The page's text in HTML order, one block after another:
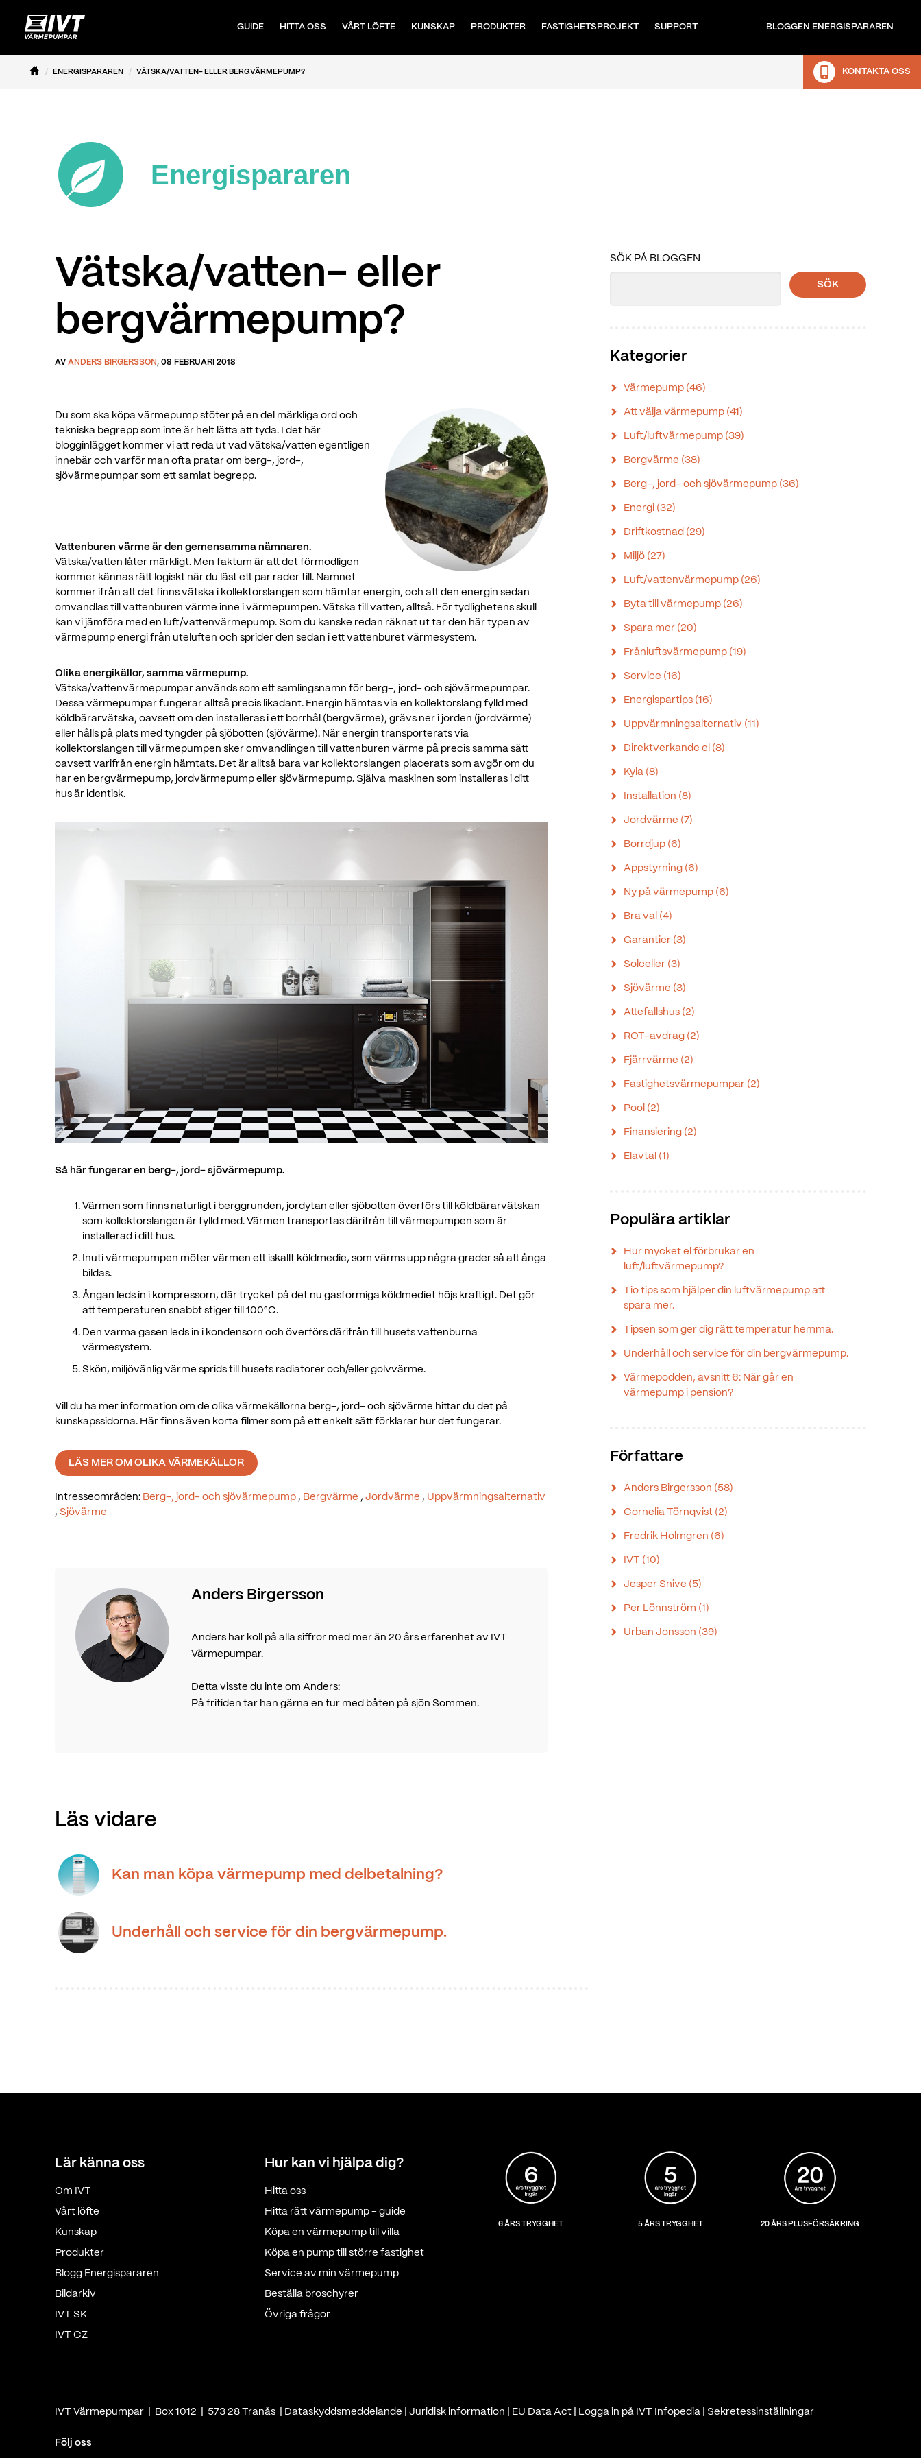
GUIDE HITTA OSS VÅRT LÖFTE KUNSKAP PRODUKTER FASTIGHETSPROJEKT SUPPORT BLOGGEN ENERGISPARAREN
ENERGISPARAREN VÄTSKA/VATTEN- ELLER BERGVÄRMEPUMP? KONTAKTA OSS
Energispararen
Vätska/vatten- eller
bergvärmepump?
AV ANDERS BIRGERSSON, 08 FEBRUARI 2018
Du som ska köpa värmepump stöter på en del märkliga ord och
tekniska begrepp som inte är helt lätta att tyda. I det här
blogginlägget kommer vi att reda ut vad vätska/vatten egentligen
innebär och varför man ofta pratar om berg-, jord-,
sjövärmepumpar som ett samlat begrepp.
Vattenburen värme är den gemensamma nämnaren.
Vätska/vatten låter märkligt. Men faktum är att det förmodligen
kommer kännas rätt logiskt när du läst ett par rader till. Namnet
kommer ifrån att det finns vätska i kollektorslangen som hämtar energin, och att den energin sedan
omvandlas till vattenburen värme inne i värmepumpen. Vätska till vatten, alltså. För tydlighetens skull
kan vi jämföra med en luft/vattenvärmepump. Som du kanske redan räknat ut tar den här typen av
värmepump energi från uteluften och sprider den sedan i ett vattenburet värmesystem.
Olika energikällor, samma värmepump.
Vätska/vattenvärmepumpar används som ett samlingsnamn för berg-, jord- och sjövärmepumpar.
Dessa värmepumpar fungerar alltså precis likadant. Energin hämtas via en kollektorslang fylld med
köldbärarvätska, oavsett om den installeras i ett borrhål (bergvärme), grävs ner i jorden (jordvärme)
eller hålls på plats med tyngder på sjöbotten (sjövärme). När energin transporterats via
kollektorslangen till värmepumpen sker omvandlingen till vattenburen värme på precis samma sätt
oavsett varifrån energin hämtats. Det är alltså bara var kollektorslangen placerats som avgör om du
har en bergvärmepump, jordvärmepump eller sjövärmepump. Själva maskinen som installeras i ditt
hus är identisk.
Så här fungerar en berg-, jord- sjövärmepump.
Värmen som finns naturligt i berggrunden, jordytan eller sjöbotten överförs till köldbärarvätskan
som kollektorslangen är fylld med. Värmen transportas därifrån till värmepumpen som är
installerad i ditt hus.
Inuti värmepumpen möter värmen ett iskallt köldmedie, som värms upp några grader så att ånga
bildas.
Ångan leds in i kompressorn, där trycket på det nu gasformiga köldmediet höjs kraftigt. Det gör
att temperaturen snabbt stiger till 100°C.
Den varma gasen leds in i kondensorn och överförs därifrån till husets vattenburna
värmesystem.
Skön, miljövänlig värme sprids till husets radiatorer och/eller golvvärme.
Vill du ha mer information om de olika värmekällorna berg-, jord- och sjövärme hittar du det på
kunskapssidorna. Här finns även korta filmer som på ett enkelt sätt förklarar hur det fungerar.
LÄS MER OM OLIKA VÄRMEKÄLLOR
Intresseområden: Berg-, jord- och sjövärmepump , Bergvärme , Jordvärme , Uppvärmningsalternativ
, Sjövärme
Anders Birgersson
Anders har koll på alla siffror med mer än 20 års erfarenhet av IVT
Värmepumpar.
Detta visste du inte om Anders:
På fritiden tar han gärna en tur med båten på sjön Sommen.
Läs vidare
Kan man köpa värmepump med delbetalning?
Underhåll och service för din bergvärmepump.
SÖK PÅ BLOGGEN
SÖK
Kategorier
Värmepump (46)
Att välja värmepump (41)
Luft/luftvärmepump (39)
Bergvärme (38)
Berg-, jord- och sjövärmepump (36)
Energi (32)
Driftkostnad (29)
Miljö (27)
Luft/vattenvärmepump (26)
Byta till värmepump (26)
Spara mer (20)
Frånluftsvärmepump (19)
Service (16)
Energispartips (16)
Uppvärmningsalternativ (11)
Direktverkande el (8)
Kyla (8)
Installation (8)
Jordvärme (7)
Borrdjup (6)
Appstyrning (6)
Ny på värmepump (6)
Bra val (4)
Garantier (3)
Solceller (3)
Sjövärme (3)
Attefallshus (2)
ROT-avdrag (2)
Fjärrvärme (2)
Fastighetsvärmepumpar (2)
Pool (2)
Finansiering (2)
Elavtal (1)
Populära artiklar
Hur mycket el förbrukar en
luft/luftvärmepump?
Tio tips som hjälper din luftvärmepump att
spara mer.
Tipsen som ger dig rätt temperatur hemma.
Underhåll och service för din bergvärmepump.
Värmepodden, avsnitt 6: När går en
värmepump i pension?
Författare
Anders Birgersson (58)
Cornelia Törnqvist (2)
Fredrik Holmgren (6)
IVT (10)
Jesper Snive (5)
Per Lönnström (1)
Urban Jonsson (39)
Lär känna oss
Om IVT
Vårt löfte
Kunskap
Produkter
Blogg Energispararen
Bildarkiv
IVT SK
IVT CZ
Hur kan vi hjälpa dig?
Hitta oss
Hitta rätt värmepump - guide
Köpa en värmepump till villa
Köpa en pump till större fastighet
Service av min värmepump
Beställa broschyrer
Övriga frågor
6 ÅRS TRYGGHET 5 ÅRS TRYGGHET 20 ÅRS PLUSFÖRSÄKRING
IVT Värmepumpar | Box 1012 | 573 28 Tranås | Dataskyddsmeddelande Juridisk information EU Data Act Logga in på IVT Infopedia Sekretessinställningar
Följ oss